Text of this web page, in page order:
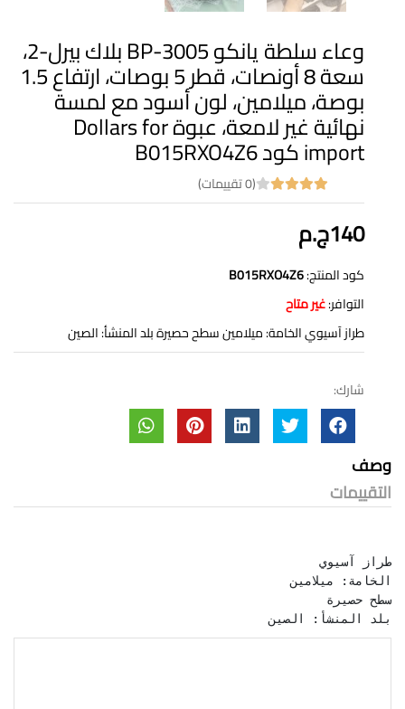
وعاء سلطة يانكو BP-3005 بلاك بيرل-2،
سعة 8 أونصات، قطر 5 بوصات، ارتفاع 1.5
بوصة، ميلامين، لون أسود مع لمسة
نهائية غير لامعة، عبوة Dollars for
import كود B015RXO4Z6
(0 تقييمات)
140ج.م
كود المنتج:B015RXO4Z6
التوافر:غير متاح
طراز آسيوي الخامة: ميلامين سطح حصيرة بلد المنشأ: الصين
شارك:
وصف
التقييمات
بلد المنشأ: الصين